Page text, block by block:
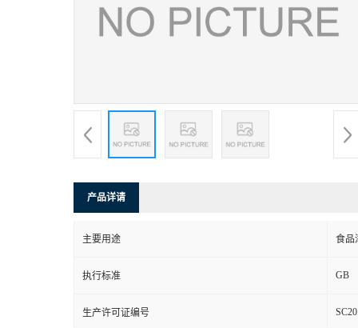
产品详请
主要用途 食品
执行标准 GB
生产许可证编号